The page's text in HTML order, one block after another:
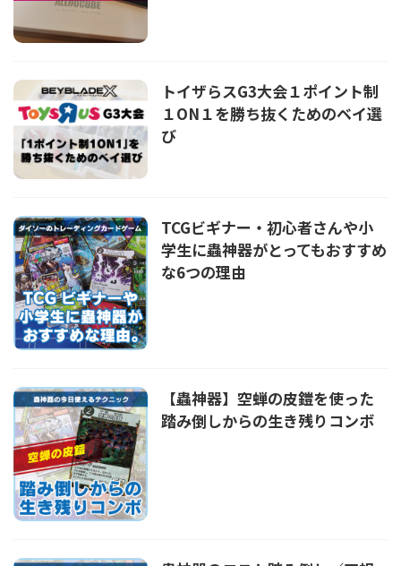
トイザらスG3大会１ポイント制
１ON１を勝ち抜くためのベイ選
び
TCGビギナー・初心者さんや小
学生に蟲神器がとってもおすすめ
な6つの理由
【蟲神器】空蝉の皮鎧を使った
踏み倒しからの生き残りコンボ